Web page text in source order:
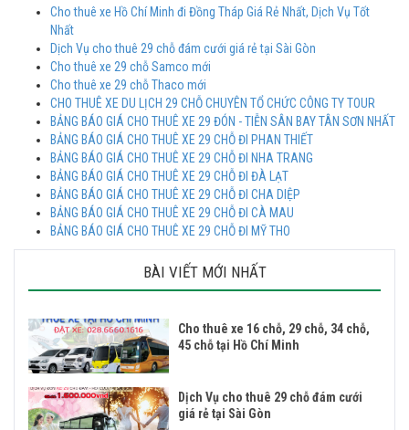
Cho thuê xe Hồ Chí Minh đi Đồng Tháp Giá Rẻ Nhất, Dịch Vụ Tốt
Nhất
Dịch Vụ cho thuê 29 chỗ đám cưới giá rẻ tại Sài Gòn
Cho thuê xe 29 chỗ Samco mới
Cho thuê xe 29 chỗ Thaco mới
CHO THUÊ XE DU LỊCH 29 CHỖ CHUYÊN TỔ CHỨC CÔNG TY TOUR
BẢNG BÁO GIÁ CHO THUÊ XE 29 ĐÓN - TIỄN SÂN BAY TÂN SƠN NHẤT
BẢNG BÁO GIÁ CHO THUÊ XE 29 CHỖ ĐI PHAN THIẾT
BẢNG BÁO GIÁ CHO THUÊ XE 29 CHỖ ĐI NHA TRANG
BẢNG BÁO GIÁ CHO THUÊ XE 29 CHỖ ĐI ĐÀ LẠT
BẢNG BÁO GIÁ CHO THUÊ XE 29 CHỖ ĐI CHA DIỆP
BẢNG BÁO GIÁ CHO THUÊ XE 29 CHỖ ĐI CÀ MAU
BẢNG BÁO GIÁ CHO THUÊ XE 29 CHỖ ĐI MỸ THO
BÀI VIẾT MỚI NHẤT
Cho thuê xe 16 chỗ, 29 chỗ, 34 chỗ,
45 chỗ tại Hồ Chí Minh
Dịch Vụ cho thuê 29 chỗ đám cưới
giá rẻ tại Sài Gòn